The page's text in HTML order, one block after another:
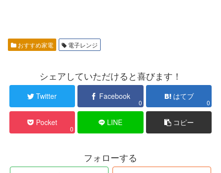
おすすめ家電 電子レンジ
シェアしていただけると喜びます！
Twitter Facebook
0
はてブ
0
Pocket
0
LINE コピー
フォローする